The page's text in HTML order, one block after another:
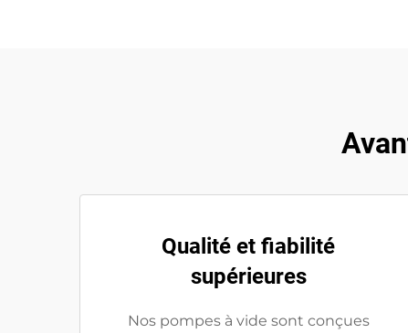
Qualité et fiabilité
supérieures
Nos pompes à vide sont conçues